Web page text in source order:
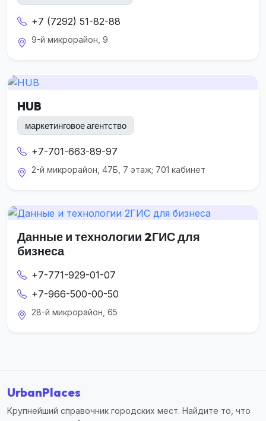
+7 (7292) 51-82-88
9-й микрорайон, 9
HUB
маркетинговое агентство
+7-701-663-89-97
2-й микрорайон, 47Б, 7 этаж; 701 кабинет
Данные и технологии 2ГИС для
бизнеса
+7-771-929-01-07
+7-966-500-00-50
28-й микрорайон, 65
UrbanPlaces
Крупнейший справочник городских мест. Найдите то, что